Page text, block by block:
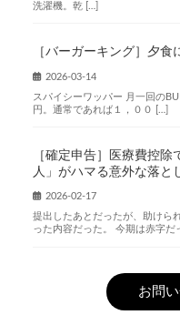
洗濯機。乾 […]
［バーガーキング］夕
2026-03-14
スパイシーワッパー 月一回の
円。通常であれば１，００ […]
［確定申告］医療費控
人」がハマる意外な落と
2026-02-17
提出したあとだったが、助けら
った内容だった。 今期は赤字だ
お問